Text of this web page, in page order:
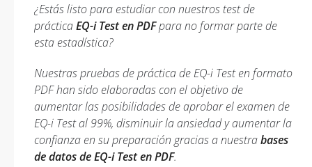
¿Estás listo para estudiar con nuestros test de
prácticaEQ-i Test en PDFpara no formar parte de
esta estadística?
Nuestras pruebas de práctica de EQ-i Test en formato
PDF han sido elaboradas con el objetivo de
aumentar las posibilidades de aprobar el examen de
EQ-i Test al 99%, disminuir la ansiedad y aumentar la
confianza en su preparación gracias a nuestrabases
de datos de EQ-i Test en PDF.